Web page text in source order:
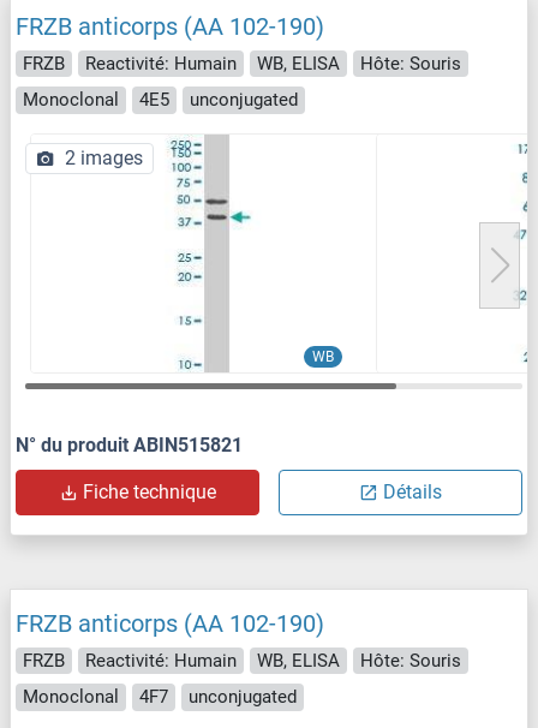
FRZB anticorps (AA 102-190)
FRZB Reactivité: Humain WB, ELISA
Hôte: Souris
Monoclonal
4E5 unconjugated
WB
2 images
N° du produit ABIN515821
Fiche technique Détails
FRZB anticorps (AA 102-190)
FRZB Reactivité: Humain WB, ELISA
Hôte: Souris
Monoclonal
4F7 unconjugated